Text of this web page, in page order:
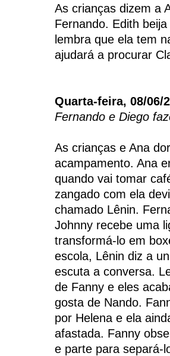
As crianças dizem a
Fernando. Edith
lembra que ela tem
ajudará a procurar
Quarta-feira, 08/06/
Fernando e Diego
As crianças e Ana
acampamento. Ana
quando vai tomar
zangado com ela
chamado Lênin.
Johnny recebe uma
transformá-lo em
escola, Lênin diz a
escuta a conversa.
de Fanny e eles
gosta de Nando.
por Helena e ela
afastada. Fanny
e parte para separá-